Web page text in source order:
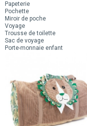
Papeterie
Pochette
Miroir de poche
Voyage
Trousse de toilette
Sac de voyage
Porte-monnaie enfant